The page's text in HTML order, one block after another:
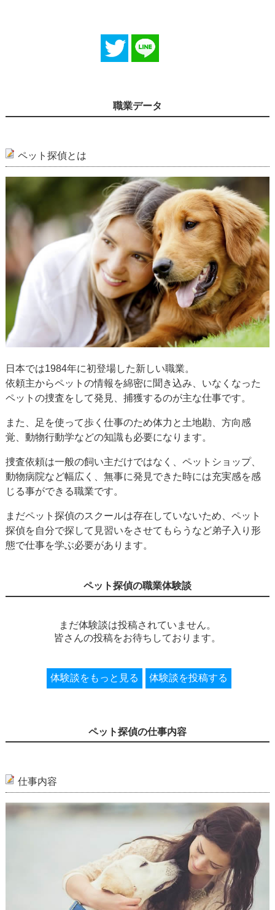
職業データ
ペット探偵とは
日本では1984年に初登場した新しい職業。
依頼主からペットの情報を綿密に聞き込み、いなくなった
ペットの捜査をして発見、捕獲するのが主な仕事です。
また、足を使って歩く仕事のため体力と土地勘、方向感
覚、動物行動学などの知識も必要になります。
捜査依頼は一般の飼い主だけではなく、ペットショップ、
動物病院など幅広く、無事に発見できた時には充実感を感
じる事ができる職業です。
まだペット探偵のスクールは存在していないため、ペット
探偵を自分で探して見習いをさせてもらうなど弟子入り形
態で仕事を学ぶ必要があります。
ペット探偵の職業体験談
まだ体験談は投稿されていません。
皆さんの投稿をお待ちしております。
体験談をもっと見る 体験談を投稿する
ペット探偵の仕事内容
仕事内容